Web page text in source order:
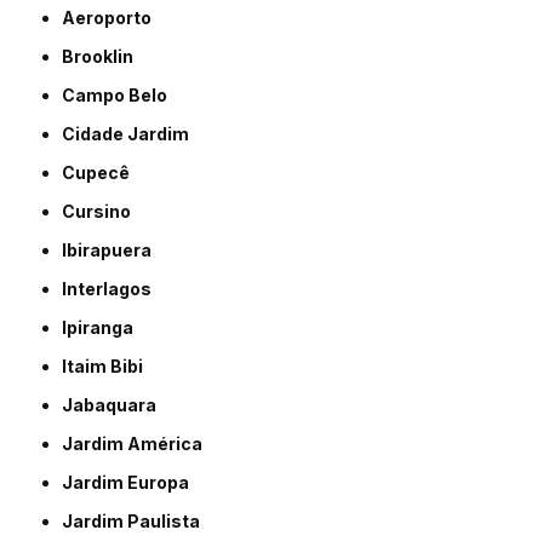
Aeroporto
Brooklin
Campo Belo
Cidade Jardim
Cupecê
Cursino
Ibirapuera
Interlagos
Ipiranga
Itaim Bibi
Jabaquara
Jardim América
Jardim Europa
Jardim Paulista